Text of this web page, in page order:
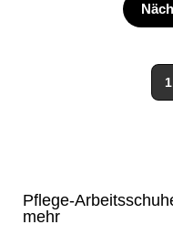
1
Pflege-
mehr